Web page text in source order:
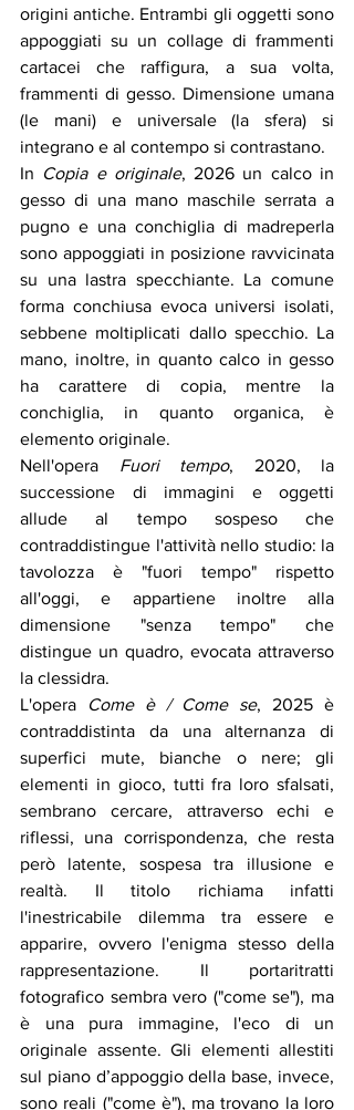
origini antiche. Entrambi gli oggetti sono
appoggiati su un collage di frammenti
cartacei che raffigura, a sua volta,
frammenti di gesso. Dimensione umana
(le mani) e universale (la sfera) si
integrano e al contempo si contrastano.
In Copia e originale, 2026 un calco in
gesso di una mano maschile serrata a
pugno e una conchiglia di madreperla
sono appoggiati in posizione ravvicinata
su una lastra specchiante. La comune
forma conchiusa evoca universi isolati,
sebbene moltiplicati dallo specchio. La
mano, inoltre, in quanto calco in gesso
ha carattere di copia, mentre la
conchiglia, in quanto organica, è
elemento originale.
Nell'opera Fuori tempo, 2020, la
successione di immagini e oggetti
allude al tempo sospeso che
contraddistingue l'attività nello studio: la
tavolozza è "fuori tempo" rispetto
all'oggi, e appartiene inoltre alla
dimensione "senza tempo" che
distingue un quadro, evocata attraverso
la clessidra.
L'opera
Come è / Come se, 2025 è
contraddistinta da una alternanza di
superfici mute, bianche o nere; gli
elementi in gioco, tutti fra loro sfalsati,
sembrano cercare, attraverso echi e
riflessi, una corrispondenza, che resta
però latente, sospesa tra illusione e
realtà. Il titolo richiama infatti
l'inestricabile dilemma tra essere e
apparire, ovvero l'enigma stesso della
rappresentazione. Il portaritratti
fotografico sembra vero ("come se"), ma
è una pura immagine, l'eco di un
originale assente. Gli elementi allestiti
sul piano d’appoggio della base, invece,
sono reali ("come è"